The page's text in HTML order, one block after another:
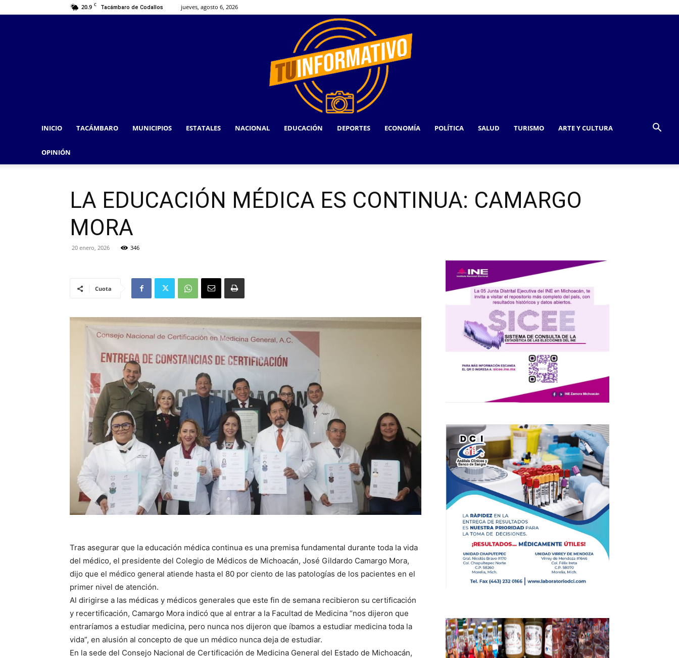
20.9 C Tacámbaro de Codallos jueves, agosto 6, 2026
INICIO TACÁMBARO MUNICIPIOS ESTATALES NACIONAL EDUCACIÓN DEPORTES ECONOMÍA POLÍTICA SALUD TURISMO ARTE Y CULTURA
OPINIÓN
LA EDUCACIÓN MÉDICA ES CONTINUA: CAMARGO
MORA
20 enero, 2026 346
Cuota
Tras asegurar que la educación médica continua es una premisa fundamental durante toda la vida
del médico, el presidente del Colegio de Médicos de Michoacán, José Gildardo Camargo Mora,
dijo que el médico general atiende hasta el 80 por ciento de las patologías de los pacientes en el
primer nivel de atención.
Al dirigirse a las médicas y médicos generales que este fin de semana recibieron su certificación
y recertificación, Camargo Mora indicó que al entrar a la Facultad de Medicina “nos dijeron que
entraríamos a estudiar medicina, pero nunca nos dijeron que íbamos a estudiar medicina toda la
vida”, en alusión al concepto de que un médico nunca deja de estudiar.
En la sede del Consejo Nacional de Certificación de Medicina General del Estado de Michoacán,